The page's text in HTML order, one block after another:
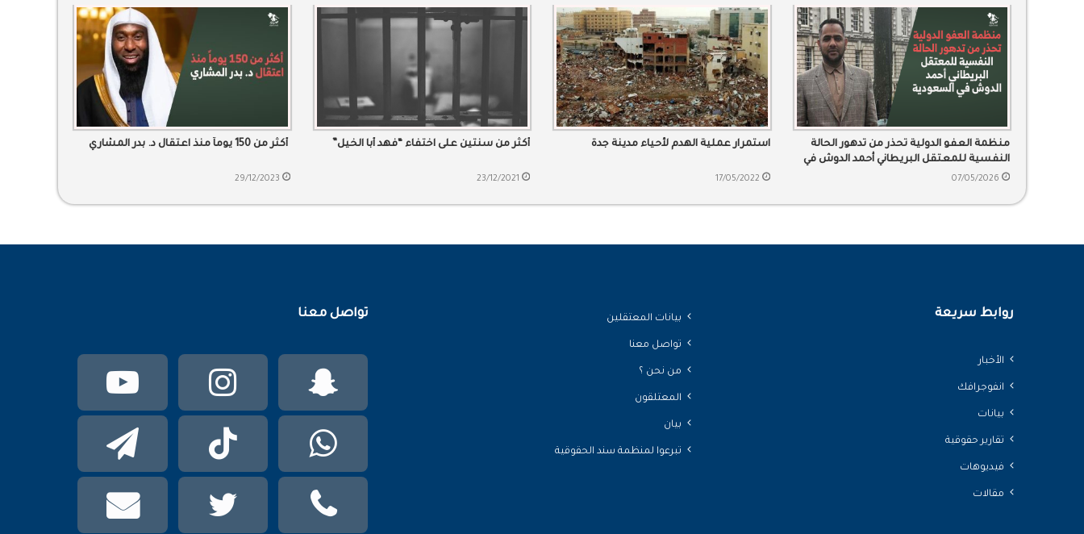
منظمة العفو الدولية تحذر من تدهور الحالة
النفسية للمعتقل البريطاني أحمد الدوش في
السعودية
07/05/2026
استمرار عملية الهدم لأحياء مدينة جدة
17/05/2022
أكثر من سنتين على اختفاء “فهد أبا الخيل”
23/12/2021
أكثر من 150 يوماً منذ اعتقال د. بدر المشاري
29/12/2023
روابط سريعة
الأخبار
انفوجرافك
بيانات
تقارير حقوقية
فيديوهات
مقالات
بيانات المعتقلين
تواصل معنا
من نحن ؟
المعتلقون
بيان
تبرعوا لمنظمة سند الحقوقية
تواصل معنا
يوتيوبانستقرام سناب
تشات
تيلقرام TikTok واتساب
mail
phone